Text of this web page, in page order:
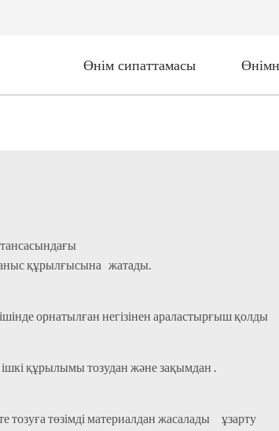
Өнім сипаттамасы
құрылғысына жатады.
орнатылған негізінен араластырғыш
құрылымы тозудан және зақымдан .
тозуға төзімді материалдан жасалады